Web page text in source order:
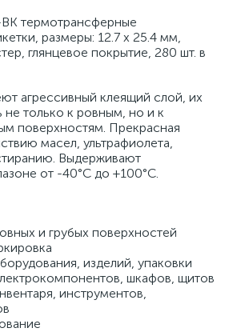
термотрансферные
размеры: 12.7 x 25.4 мм,
глянцевое покрытие, 280 шт. в
агрессивный клеящий слой, их
только к ровным, но и к
поверхностям. Прекрасная
масел, ультрафиолета,
Выдерживают
от -40°С до +100°С.
и грубых поверхностей
изделий, упаковки
шкафов, щитов
инструментов,